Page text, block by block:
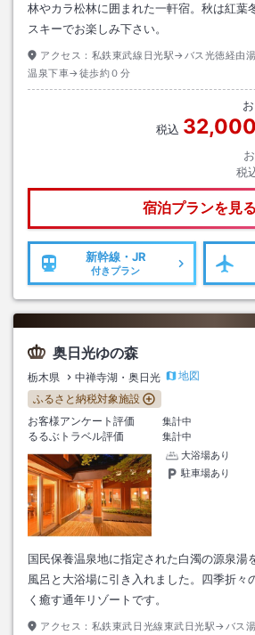
林やカラ松林に囲まれた一軒宿。秋は紅葉
スキーでお楽しみ下さい。
アクセス： 私鉄東武線日光駅→バス光徳経由
温泉下車→徒歩約０分
税込 32,000
税
宿泊プランを見る
新幹線・JR
付きプラン
奥日光ゆの森
栃木県 中禅寺湖・奥日光
地図
ふるさと納税対象施設
お客様アンケート評価
集計中
るるぶトラベル評価
集計中
大浴場あり
駐車場あり
国民保養温泉地に指定された白濁の源泉湯
風呂と大浴場に引き入れました。四季折々
く癒す通年リゾートです。
アクセス： 私鉄東武日光線東武日光駅→バス